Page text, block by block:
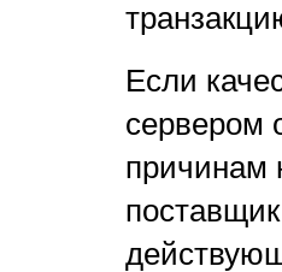
Если
сервером
причинам